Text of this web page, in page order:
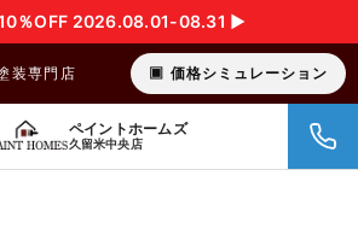
％OFF 2026.08.01-08.31 ▶︎
装専門店 価格シミュレーション
ペイントホームズ
久留米中央店